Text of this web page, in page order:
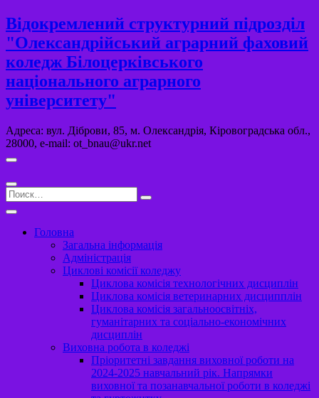
Перейти
к
содержимому
Відокремлений структурний підрозділ
"Олександрійський аграрний фаховий
коледж Білоцерківського
національного аграрного
університету"
Адреса: вул. Діброви, 85, м. Олександрія, Кіровоградська обл.,
28000, e-mail: ot_bnau@ukr.net
Поиск…
Головна
Загальна інформація
Адміністрація
Циклові комісії коледжу
Циклова комісія технологічних дисциплін
Циклова комісія ветеринарних дисципплін
Циклова комісія загальноосвітніх,
гуманітарних та соціально-економічних
дисциплін
Виховна робота в коледжі
Пріоритетні завдання виховної роботи на
2024-2025 навчальний рік. Напрямки
виховної та позанавчальної роботи в коледжі